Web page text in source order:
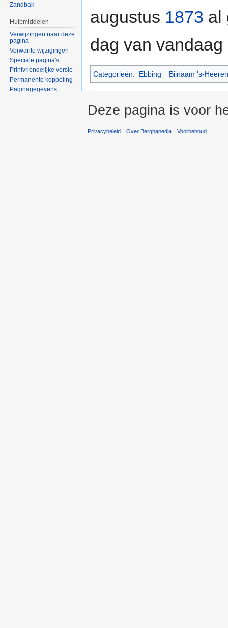
augustus 1873 al
dag van
Categorieën: Ebbing Bijnaam 's-
Zandbak
Hulpmiddelen
Verwijzingen naar deze
pagina
Verwante wijzigingen
Speciale pagina's
Printvriendelijke versie
Permanente koppeling
Paginagegevens
Deze pagina is voor
Privacybeleid Over Berghapedia Voorbehoud